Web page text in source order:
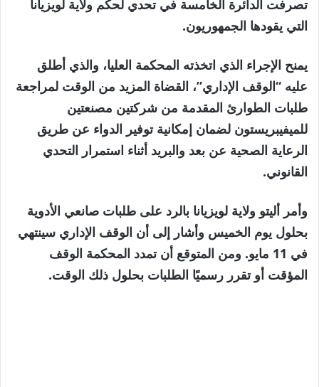
من
عناصر
القائمة
تصرفت الدائرة الخامسة في تحدي لحكم ولاية لويزيانا
التي يقودها الجمهوريون.
يمنح الإجراء الذي اتخذته المحكمة العليا، والذي أطلق
عليه “الوقف الإداري”، القضاة المزيد من الوقت لمراجعة
طلبات الطوارئ المقدمة من شركتين مصنعتين
للميفيبريستون لضمان إمكانية توفير الدواء عن طريق
الرعاية الصحية عن بعد والبريد أثناء استمرار التحدي
القانوني.
وأمر أليتو ولاية لويزيانا بالرد على طلبات صانعي الأدوية
بحلول يوم الخميس وأشار إلى أن الوقف الإداري سينتهي
في 11 مايو. ومن المتوقع أن تمدد المحكمة الوقف
المؤقت أو تقرر رسميًا الطلبات بحلول ذلك الوقت.